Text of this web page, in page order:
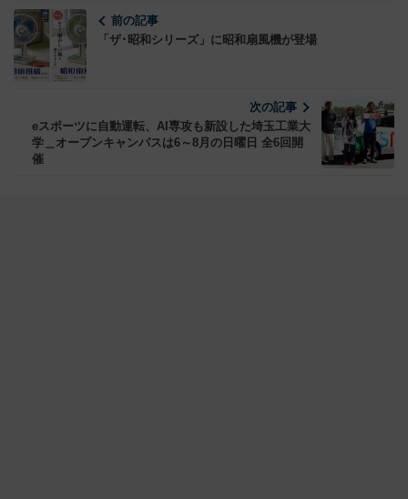
前の記事
「ザ･昭和シリーズ」に昭和扇風機が登場
次の記事
eスポーツに自動運転、AI専攻も新設した埼玉工業大
学＿オープンキャンパスは6～8月の日曜日 全6回開
催